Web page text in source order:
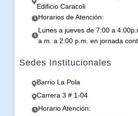
Edificio Caracoli
Horarios de Atención:
Lunes a jueves de 7:00 a
a.m. a 2:00 p.m. en jornada
Sedes Institucionales
Barrio La Pola
Carrera 3 # 1-04
Horario Atención: